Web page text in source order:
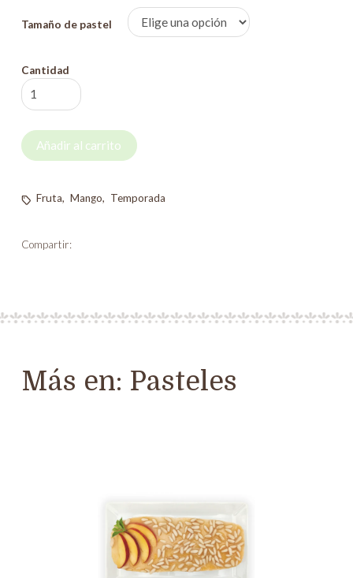
precios:
Tamaño de pastel
Cantidad
Mango
cantidad
Añadir al carrito
Fruta, Mango, Temporada
Compartir:
Más en: Pasteles